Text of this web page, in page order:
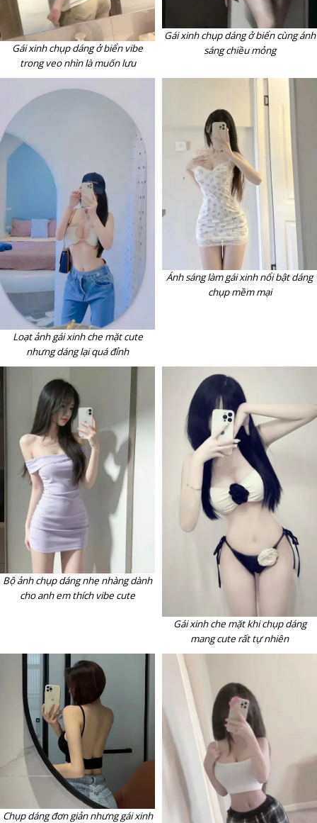
Gái xinh chụp dáng ở biển vibe
trong veo nhìn là muốn lưu
Gái xinh chụp dáng ở biển cùng ánh
sáng chiều mỏng
Loạt ảnh gái xinh che mặt cute
nhưng dáng lại quá đỉnh
Ánh sáng làm gái xinh nổi bật dáng
chụp mềm mại
Bộ ảnh chụp dáng nhẹ nhàng dành
cho anh em thích vibe cute
Gái xinh che mặt khi chụp dáng
mang cute rất tự nhiên
Chụp dáng đơn giản nhưng gái xinh